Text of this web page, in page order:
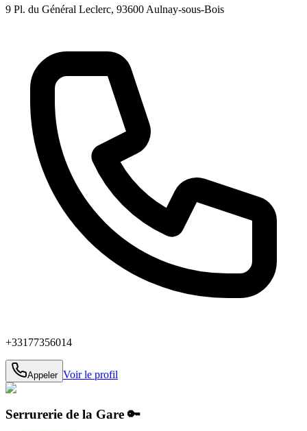
9 Pl. du Général Leclerc, 93600 Aulnay-sous-Bois
+33177356014
Appeler Voir le profil
Serrurerie de la Gare 🔑